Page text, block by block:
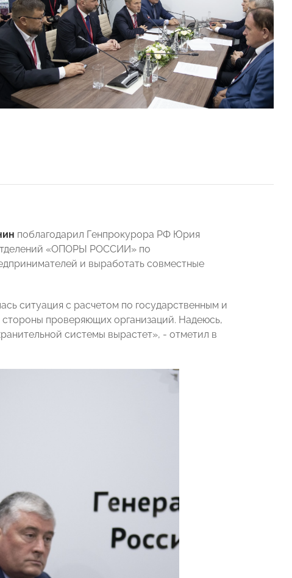
поблагодарил Генпрокурора РФ Юрия
«ОПОРЫ РОССИИ» по
и выработать совместные
ситуация с расчетом по государственным и
проверяющих организаций. Надеюсь,
системы вырастет», - отметил в